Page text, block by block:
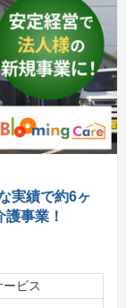
実績で約6ヶ
事業！
ビス